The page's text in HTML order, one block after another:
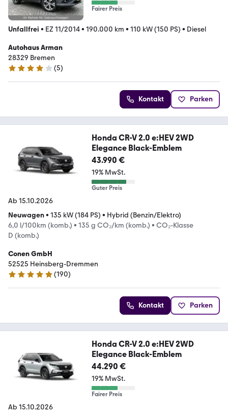
Fairer Preis
Unfallfrei • EZ 11/2014• 190.000 km • 110 kW (150 PS) • Diesel
Autohaus Arman
28329 Bremen
4.1 Sterne
(5)
Kontakt Parken
Honda CR-V 2.0 e:HEV 2WD
Elegance Black-Emblem
43.990 €
19% MwSt.
Guter Preis
Ab 15.10.2026
Neuwagen• 135 kW (184 PS) • Hybrid (Benzin/Elektro)
6,0 l/100km (komb.) • 135 g CO₂/km (komb.) • CO₂-Klasse
D (komb.)
Conen GmbH
52525 Heinsberg-Dremmen
4.8 Sterne
(190)
Kontakt Parken
Honda CR-V 2.0 e:HEV 2WD
Elegance Black-Emblem
44.290 €
19% MwSt.
Fairer Preis
Ab 15.10.2026